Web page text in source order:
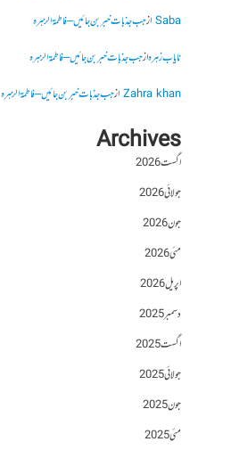
Sabaازجب جذبات خبر بن جائیں – فاطمۃالزہرہ
نایاب زہرہازجب جذبات خبر بن جائیں – فاطمۃالزہرہ
Zahra khanازجب جذبات خبر بن جائیں – فاطمۃالزہرہ
Archives
اگست 2026
جولائی 2026
جون 2026
مئی 2026
اپریل 2026
دسمبر 2025
اگست 2025
جولائی 2025
جون 2025
مئی 2025